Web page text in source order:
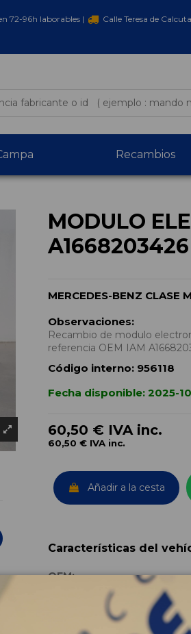
72-96h laborables |
Calle Teresa de
Recambios
MODULO
A1668203426
MERCEDES-BENZ CLASE
Observaciones:
Recambio de modulo
referencia OEM IAM
Código interno: 956118
Fecha disponible: 2025-
60,50 € IVA inc.
60,50 € IVA inc.
Añadir a la cesta
Características del
OEM:
Año fabricación
Código motor